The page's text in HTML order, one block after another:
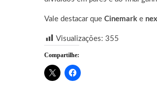
Vale destacar que Cinemark e
Visualizações: 355
Compartilhe: